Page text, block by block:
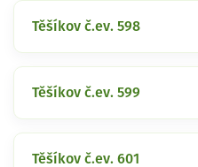
Těšíkov č.ev. 598
Těšíkov č.ev. 599
Těšíkov č.ev. 601